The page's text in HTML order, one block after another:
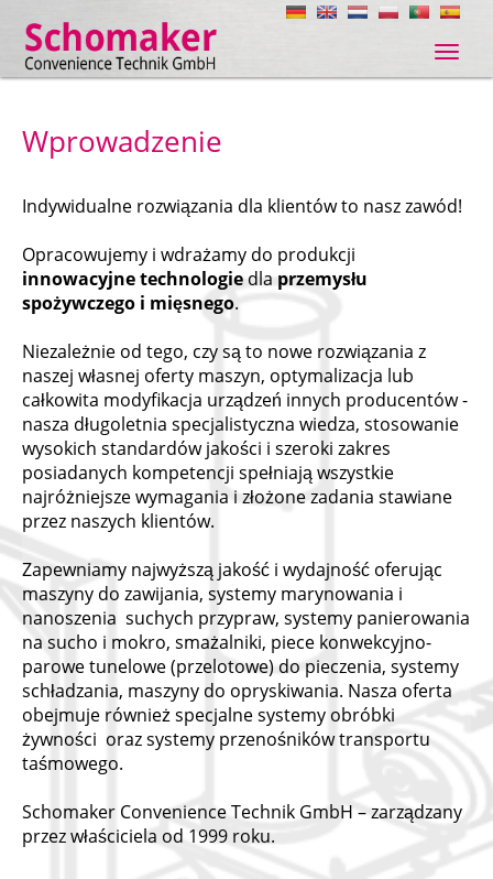
ein-/
Wprowadzenie
Indywidualne rozwiązania dla klientów to nasz zawód!
Opracowujemy i wdrażamy do produkcji
innowacyjne technologiedla przemysłu
spożywczego i mięsnego.
Niezależnie od tego, czy są to nowe rozwiązania z
naszej własnej oferty maszyn, optymalizacja lub
całkowita modyfikacja urządzeń innych producentów -
nasza długoletnia specjalistyczna wiedza, stosowanie
wysokich standardów jakości i szeroki zakres
posiadanych kompetencji spełniają wszystkie
najróżniejsze wymagania i złożone zadania stawiane
przez naszych klientów.
Zapewniamy najwyższą jakość i wydajność oferując
maszyny do zawijania, systemy marynowania i
nanoszenia suchych przypraw, systemy panierowania
na sucho i mokro, smażalniki, piece konwekcyjno-
parowe tunelowe (przelotowe) do pieczenia, systemy
schładzania, maszyny do opryskiwania. Nasza oferta
obejmuje również specjalne systemy obróbki
żywności oraz systemy przenośników transportu
taśmowego.
Schomaker Convenience Technik GmbH – zarządzany
przez właściciela od 1999 roku.